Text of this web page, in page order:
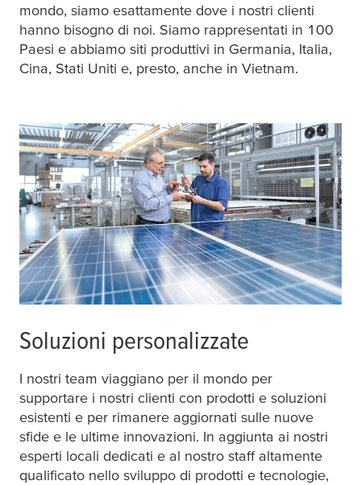
mondo, siamo esattamente dove i nostri clienti
hanno bisogno di noi. Siamo rappresentati in 100
Paesi e abbiamo siti produttivi in Germania, Italia,
Cina, Stati Uniti e, presto, anche in Vietnam.
Soluzioni personalizzate
I nostri team viaggiano per il mondo per
supportare i nostri clienti con prodotti e soluzioni
esistenti e per rimanere aggiornati sulle nuove
sfide e le ultime innovazioni. In aggiunta ai nostri
esperti locali dedicati e al nostro staff altamente
qualificato nello sviluppo di prodotti e tecnologie,